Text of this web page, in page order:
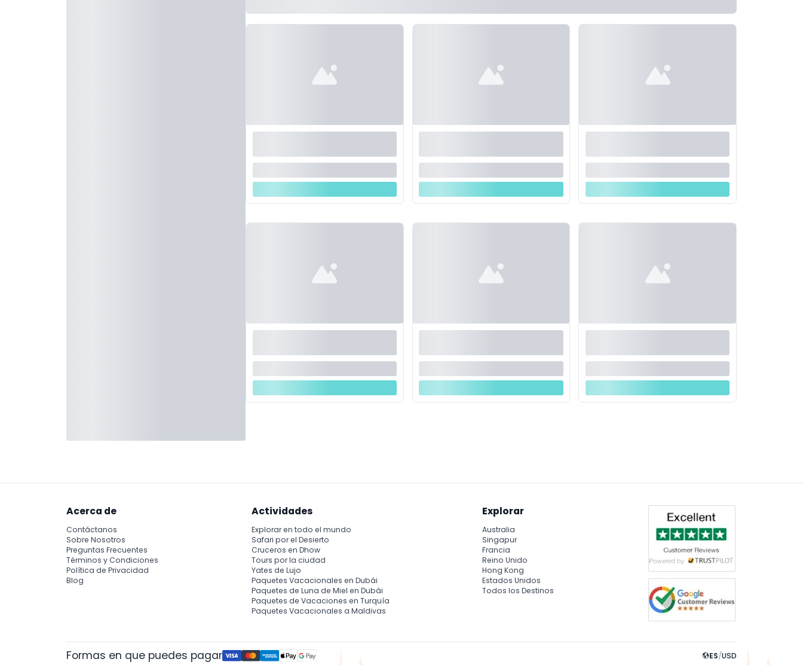
Acerca de
Contáctanos
Sobre Nosotros
Preguntas Frecuentes
Términos y Condiciones
Política de Privacidad
Blog
Actividades
Explorar en todo el mundo
Safari por el Desierto
Cruceros en Dhow
Tours por la ciudad
Yates de Lujo
Paquetes Vacacionales en Dubái
Paquetes de Luna de Miel en Dubái
Paquetes de Vacaciones en Turquía
Paquetes Vacacionales a Maldivas
Explorar
Australia
Singapur
Francia
Reino Unido
Hong Kong
Estados Unidos
Todos los Destinos
Formas en que puedes pagar ES/USD